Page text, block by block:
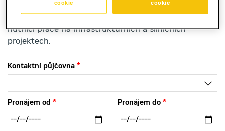
hutnící práce na infrastrukturních a silničních
projektech.
Kontaktní půjčovna
Pronájem od Pronájem do
cookie
cookie